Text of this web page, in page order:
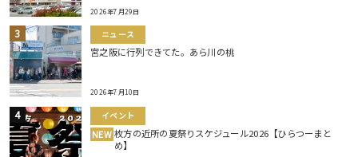
2026年7月29日
ニュース
宮之阪に行列できてた。あら川の桃
2026年7月10日
イベント
NEW 枚方の近所の夏祭りスケジュール2026【ひらつーまと
め】